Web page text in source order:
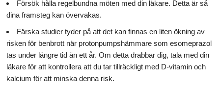
Försök hålla regelbundna möten med din läkare. Detta är så
dina framsteg kan övervakas.
Färska studier tyder på att det kan finnas en liten ökning av
risken för benbrott när protonpumpshämmare som esomeprazol
tas under längre tid än ett år. Om detta drabbar dig, tala med din
läkare för att kontrollera att du tar tillräckligt med D-vitamin och
kalcium för att minska denna risk.